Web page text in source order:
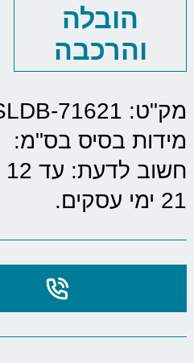
הובלה
והרכבה
מק"ט: EV-WINSLDB-71621
מידות בסיס בס"מ:
21 ימי עסקים.